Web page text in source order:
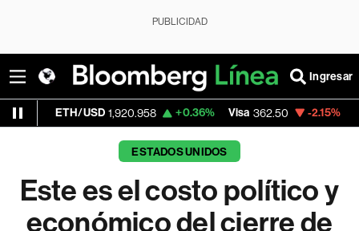
PUBLICIDAD
Ingresar
1,920.958 +0.36% Visa 362.50 -2.15% MercadoLibre
ESTADOS UNIDOS
Este es el costo político y
económico del cierre de